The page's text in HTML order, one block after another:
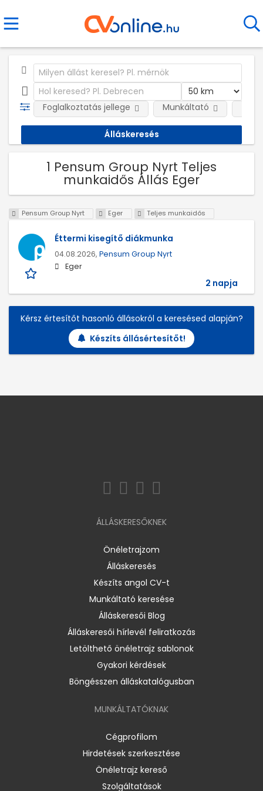
Foglalkoztatás jellege Munkáltató
1 Pensum Group Nyrt Teljes
munkaidős Állás Eger
Pensum Group Nyrt Eger Teljes munkaidős
Éttermi kisegítő diákmunka
04.08.2026, Pensum Group Nyrt
Eger
2 napja
Kérsz értesítőt hasonló állásokról a keresésed alapján?
Készíts állásértesítőt!
ÁLLÁSKERESŐKNEK
Önéletrajzom
Álláskeresés
Készíts angol CV-t
Munkáltató keresése
Álláskeresői Blog
Álláskeresői hírlevél feliratkozás
Letölthető önéletrajz sablonok
Gyakori kérdések
Böngésszen álláskatalógusban
MUNKÁLTATÓKNAK
Cégprofilom
Hirdetések szerkesztése
Önéletrajz kereső
Szolgáltatások